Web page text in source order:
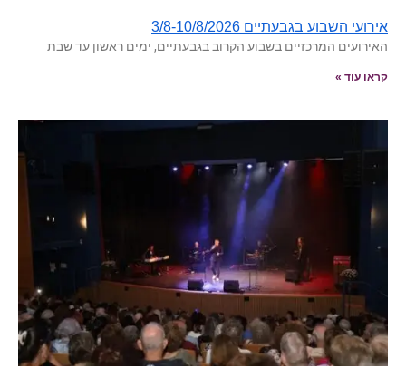
אירועי השבוע בגבעתיים 3/8-10/8/2026
האירועים המרכזיים בשבוע הקרוב בגבעתיים, ימים ראשון עד שבת
קראו עוד »